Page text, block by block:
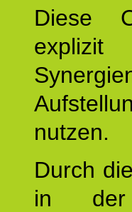
Diese
explizit
nutzen.
Durch
in der